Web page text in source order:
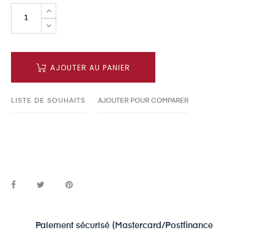
AJOUTER AU PANIER
LISTE DE SOUHAITS AJOUTER POUR COMPARER
Paiement sécurisé (Mastercard/Postfinance